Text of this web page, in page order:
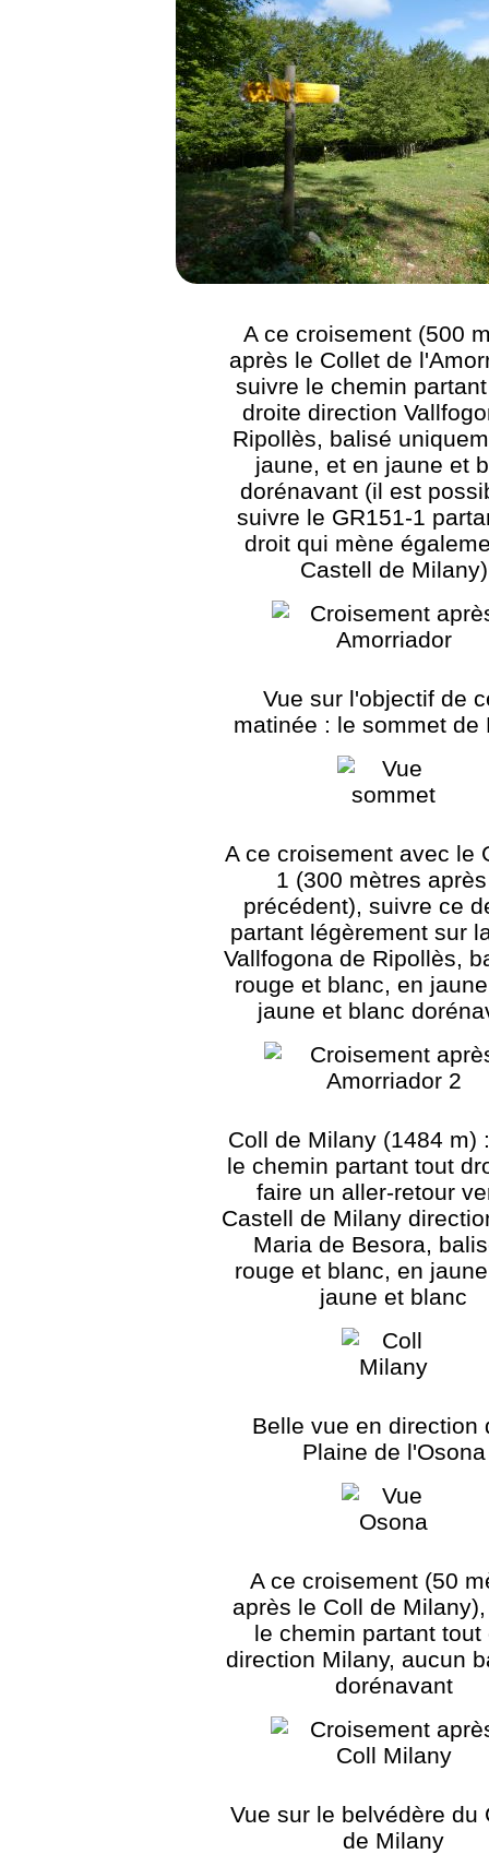
A ce croisement (500
après le Collet de
suivre le chemin
droite direction
Ripollès, balisé
jaune, et en jaune et
dorénavant (il est
suivre le GR151-1
droit qui mène
Castell de Milany)
Vue sur l'objectif de
matinée : le sommet de
A ce croisement avec le
1 (300 mètres
précédent), suivre ce
partant légèrement sur
Vallfogona de Ripollès,
rouge et blanc, en
jaune et blanc
Coll de Milany (1484 m)
le chemin partant tout
faire un aller-retour
Castell de Milany
Maria de Besora,
rouge et blanc, en
jaune et blanc
Belle vue en direction
Plaine de l'Osona
A ce croisement (50
après le Coll de
le chemin partant tout
direction Milany, aucun
dorénavant
Vue sur le belvédère du
de Milany